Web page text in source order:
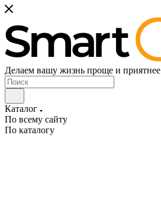
Делаем вашу жизнь проще и приятнее
Каталог
По всему сайту
По каталогу